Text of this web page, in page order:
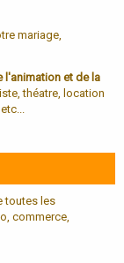
mariage,
l'animation et de la
théatre, location
toutes les
commerce,